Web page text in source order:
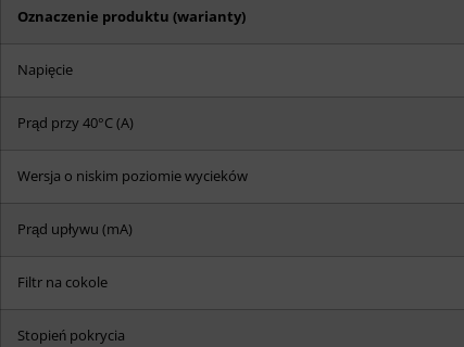
Oznaczenie produktu (warianty)
Napięcie
Prąd przy 40°C (A)
Wersja o niskim poziomie wycieków
Prąd upływu (mA)
Filtr na cokole
Stopień pokrycia